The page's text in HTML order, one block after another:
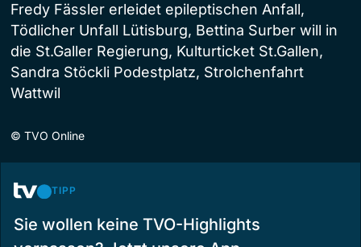
Fredy Fässler erleidet epileptischen Anfall,
Tödlicher Unfall Lütisburg, Bettina Surber will in
die St.Galler Regierung, Kulturticket St.Gallen,
Sandra Stöckli Podestplatz, Strolchenfahrt
Wattwil
© TVO Online
TIPP
Sie wollen keine TVO-Highlights